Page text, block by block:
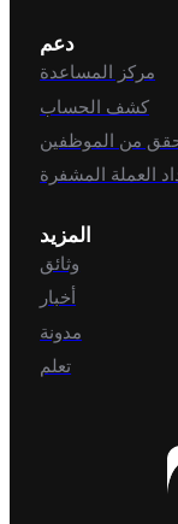
دعم
مركز المساعدة
كشف الحساب
من الموظفين
العملة المشفرة
المزيد
وثائق
أخبار
مدونة
تعلم